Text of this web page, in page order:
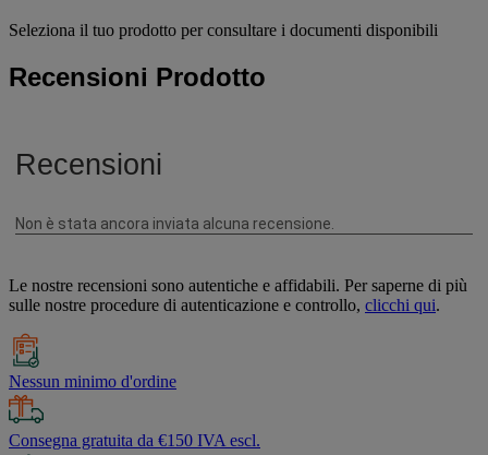
Seleziona il tuo prodotto per consultare i documenti disponibili
Recensioni Prodotto
Le nostre recensioni sono autentiche e affidabili. Per saperne di più
sulle nostre procedure di autenticazione e controllo, clicchi qui.
Nessun minimo d'ordine
Consegna gratuita da €150 IVA escl.